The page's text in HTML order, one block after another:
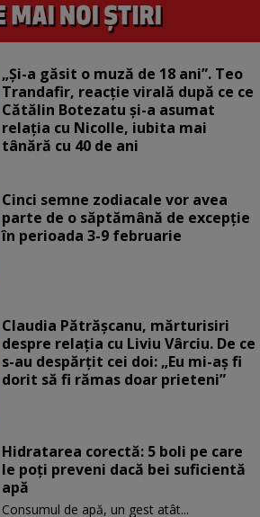
„Și-a găsit o muză de 18 ani”. Teo
Trandafir, reacție virală după ce ce
Cătălin Botezatu și-a asumat
relația cu Nicolle, iubita mai
tânără cu 40 de ani
Cinci semne zodiacale vor avea
parte de o săptămână de excepție
în perioada 3-9 februarie
Claudia Pătrășcanu, mărturisiri
despre relația cu Liviu Vârciu. De ce
s-au despărțit cei doi: „Eu mi-aș fi
dorit să fi rămas doar prieteni”
Hidratarea corectă: 5 boli pe care
le poți preveni dacă bei suficientă
apă
Consumul de apă, un gest atât...